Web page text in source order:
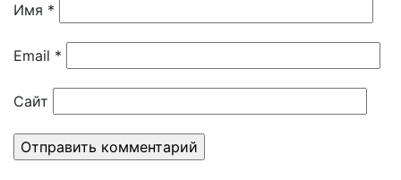
Имя *
Email *
Сайт